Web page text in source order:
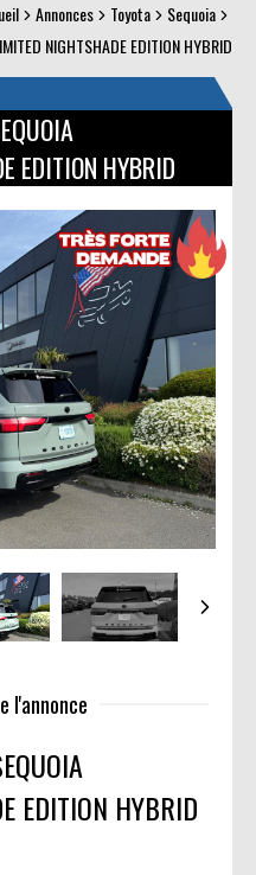
Annonces Toyota
Sequoia
NIGHTSHADE EDITION HYBRID
EDITION HYBRID
l'annonce
EDITION HYBRID